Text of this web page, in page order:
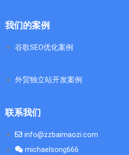
我们的案例
谷歌SEO优化案例
外贸独立站开发案例
联系我们
info@zzbaimaozi.com
michaelsong666